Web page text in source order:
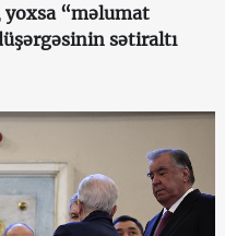
yoxsa “məlumat
sətiraltı